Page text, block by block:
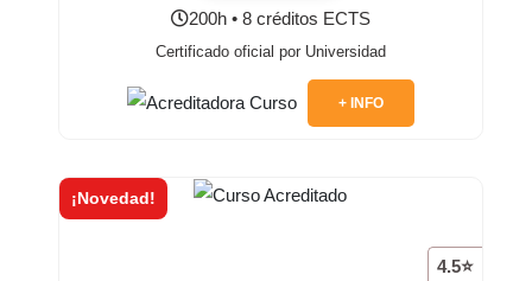
200h • 8 créditos ECTS
Certificado oficial por Universidad
+ INFO
¡Novedad!
4.5⭐